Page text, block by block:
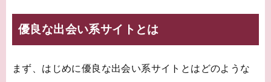
優良な出会い系サイトとは
まず、はじめに優良な出会い系サイトとはどのような